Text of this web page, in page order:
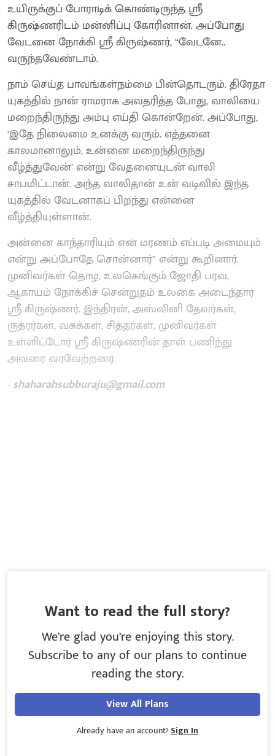
உயிருக்குப் போராடிக் கொண்டிருந்த ஸ்ரீ
கிருஷ்ணரிடம் மன்னிப்பு கோரினான். அப்போது
வேடனை நோக்கி ஸ்ரீ கிருஷ்ணர், “வேடனே..
வருந்தவேண்டாம்.
நாம் செய்த பாவங்கள்நம்மை பின்தொடரும். திரேதா
யுகத்தில் நான் ராமராக அவதரித்த போது, வாலியை
மறைந்திருந்து அம்பு எய்தி கொன்றேன். அப்போது,
‘இதே நிலைமை உனக்கு வரும். எத்தனை
காலமானாலும், உன்னை மறைந்திருந்து
வீழ்த்துவேன்’ என்று வேதனையுடன் வாலி
சாபமிட்டான். அந்த வாலிதான் உன் வடிவில் இந்த
யுகத்தில் வேடனாகப் பிறந்து என்னை
வீழ்த்தியுள்ளான்.
அன்னை காந்தாரியும் என் மரணம் எப்படி அமையும்
என்று அப்போதே சொன்னார்” என்று கூறினார்.
முனிவர்கள் தொழ, உலகெங்கும் ஜோதி பரவ,
ஆகாயம் நோக்கிச் சென்றுதம் உலகை அடைந்தார்
ஸ்ரீ கிருஷ்ணர். இந்திரன், அஸ்வினி தேவர்கள்,
ருத்ரர்கள், வசுக்கள், சித்தர்கள், முனிவர்கள்
உள்ளிட்டோர் ஸ்ரீ கிருஷ்ணரின் தாள் பணிந்து
அவரை வரவேற்றனர்.
- shaharahsubburaju@gmail.com
Want to read the full story?
We’re glad you’re enjoying this story.
Subscribe to any of our plans to continue
reading the story.
View All Plans
Already have an account?Sign In